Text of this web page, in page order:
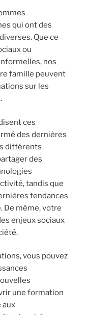
qui ont des
Que ce
ou
nos
famille peuvent
sur les
ces
des dernières
différents
des
tandis que
tendances
De même, votre
enjeux sociaux
vous pouvez
une formation
aux